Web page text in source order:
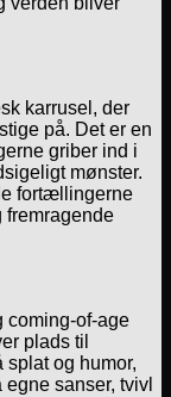
karrusel, der
på. Det er en
griber ind i
mønster.
fortællingerne
fremragende
coming-of-age
plads til
og humor,
sanser, tvivl